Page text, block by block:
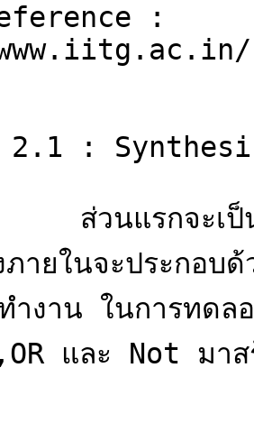
:
2.1 :
ส่วนแรกจะเป็น
ายในจะประกอบ
ำงาน ในการทดล
และ Not มา